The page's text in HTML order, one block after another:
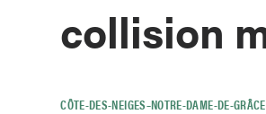
collision
CÔTE-DES-NEIGES–NOTRE-DAME-DE-GRÂCE